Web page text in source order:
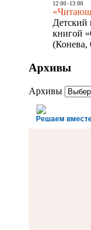
12:00- 13:00
Детский
книгой
(Конева,
Архивы
Архивы
Решаем